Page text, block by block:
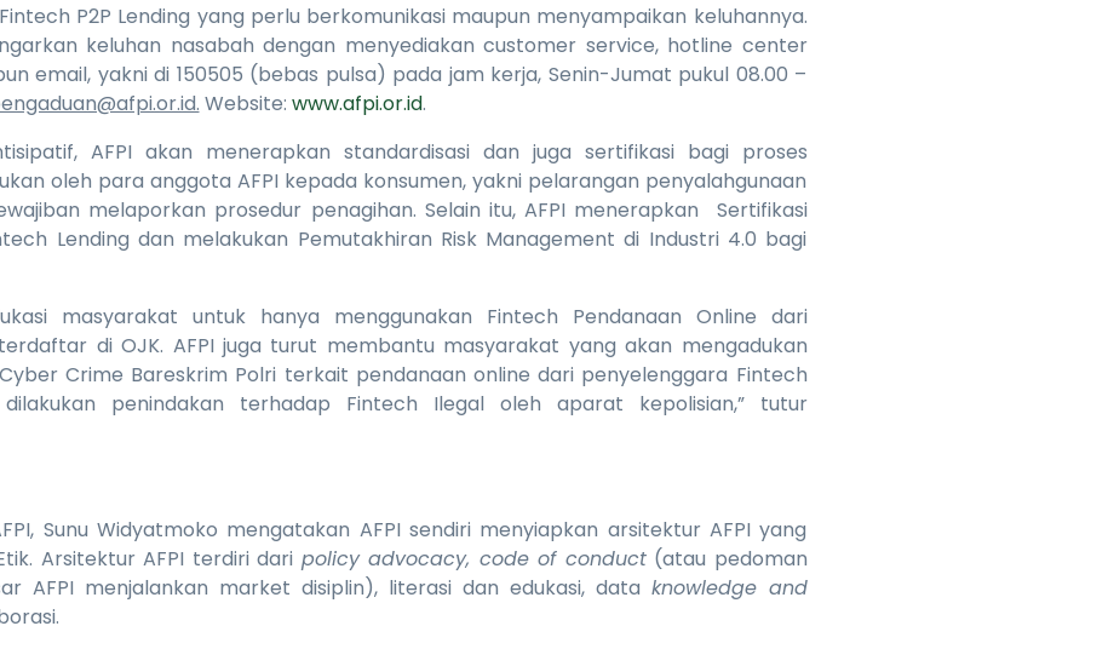
P2P Lending yang perlu berkomunikasi maupun menyampaikan keluhannya.
keluhan nasabah dengan menyediakan customer service, hotline center
email, yakni di 150505 (bebas pulsa) pada jam kerja, Senin-Jumat pukul 08.00 –
Website: www.afpi.or.id.
AFPI akan menerapkan standardisasi dan juga sertifikasi bagi proses
oleh para anggota AFPI kepada konsumen, yakni pelarangan penyalahgunaan
melaporkan prosedur penagihan. Selain itu, AFPI menerapkan Sertifikasi
Lending dan melakukan Pemutakhiran Risk Management di Industri 4.0 bagi
masyarakat untuk hanya menggunakan Fintech Pendanaan Online dari
di OJK. AFPI juga turut membantu masyarakat yang akan mengadukan
Crime Bareskrim Polri terkait pendanaan online dari penyelenggara Fintech
penindakan terhadap Fintech Ilegal oleh aparat kepolisian,” tutur
Sunu Widyatmoko mengatakan AFPI sendiri menyiapkan arsitektur AFPI yang
Arsitektur AFPI terdiri dari policy advocacy, code of conduct(atau pedoman
AFPI menjalankan market disiplin), literasi dan edukasi, data knowledge and